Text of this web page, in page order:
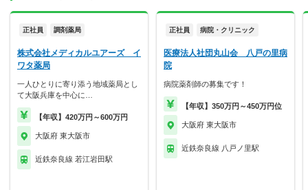
正社員 調剤薬局
株式会社メディカルユアーズ イ
ワタ薬局
一人ひとりに寄り添う地域薬局とし
て大阪兵庫を中心に…
【年収】420万円～600万円
大阪府 東大阪市
近鉄奈良線 若江岩田駅
正社員 病院・クリニック
医療法人社団丸山会 八戸の里病
院
病院薬剤師の募集です！
【年収】350万円～450万円位
大阪府 東大阪市
近鉄奈良線 八戸ノ里駅